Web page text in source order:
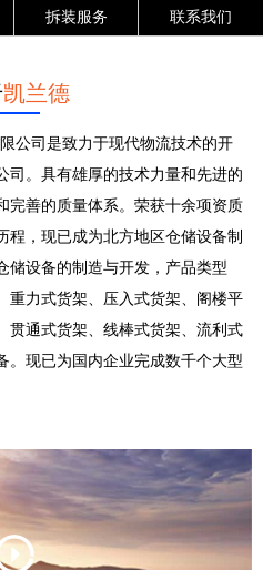
拆装服务 联系我们
凯兰德
司是致力于现代物流技术的开
司。具有雄厚的技术力量和先进的
完善的质量体系。荣获十余项资质
程，现已成为北方地区仓储设备制
储设备的制造与开发，产品类型
重力式货架、压入式货架、阁楼平
贯通式货架、线棒式货架、流利式
。现已为国内企业完成数千个大型